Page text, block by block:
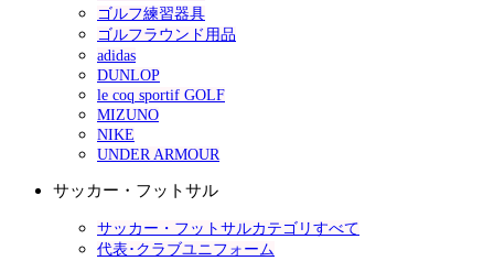
ゴルフ練習器具
ゴルフラウンド用品
adidas
DUNLOP
le coq sportif GOLF
MIZUNO
NIKE
UNDER ARMOUR
サッカー・フットサル
サッカー・フットサルカテゴリすべて
代表･クラブユニフォーム